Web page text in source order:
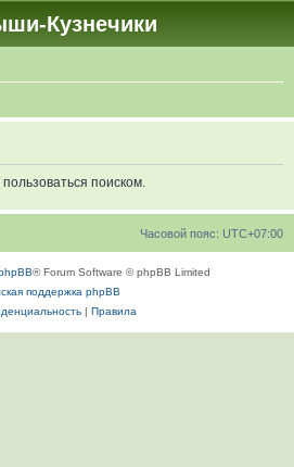
Кузнечики
поиском.
Часовой пояс: UTC+07:00
® Forum Software © phpBB Limited
поддержка phpBB
| Правила